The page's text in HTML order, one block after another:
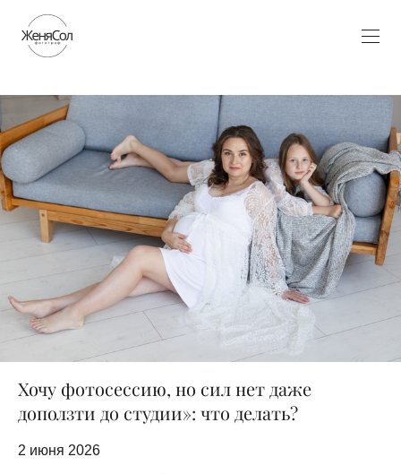
Хочу фотосессию, но сил нет даже
доползти до студии»: что делать?
2 июня 2026